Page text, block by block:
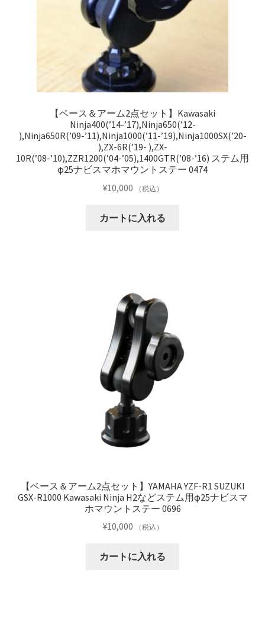
【ベース＆アーム2点セット】Kawasaki
Ninja400(’14-’17),Ninja650(’12-
),Ninja650R(’09-’11),Ninja1000(’11-’19),Ninja1000SX(’20-
),ZX-6R(’19- ),ZX-
10R(’08-’10),ZZR1200(’04-’05),1400GTR(’08-’16) ステム用
φ25ナビスマホマウントステー 0474
¥10,000 （税込）
カートに入れる
【ベース＆アーム2点セット】YAMAHA YZF-R1 SUZUKI
GSX-R1000 Kawasaki Ninja H2などステム用φ25ナビスマ
ホマウントステー 0696
¥10,000 （税込）
カートに入れる